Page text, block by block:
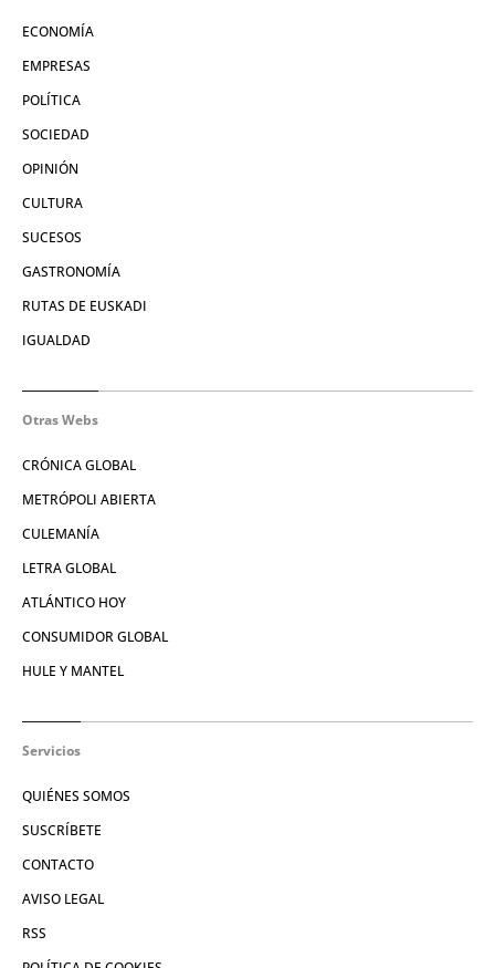
ECONOMÍA
EMPRESAS
POLÍTICA
SOCIEDAD
OPINIÓN
CULTURA
SUCESOS
GASTRONOMÍA
RUTAS DE EUSKADI
IGUALDAD
Otras Webs
CRÓNICA GLOBAL
METRÓPOLI ABIERTA
CULEMANÍA
LETRA GLOBAL
ATLÁNTICO HOY
CONSUMIDOR GLOBAL
HULE Y MANTEL
Servicios
QUIÉNES SOMOS
SUSCRÍBETE
CONTACTO
AVISO LEGAL
RSS